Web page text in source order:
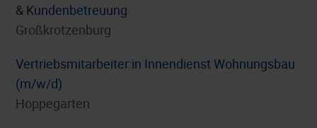
& Kundenbetreuung
Großkrotzenburg
Vertriebsmitarbeiter:in Innendienst Wohnungsbau
(m/w/d)
Hoppegarten